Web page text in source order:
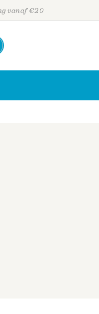
vanaf €20
Personen